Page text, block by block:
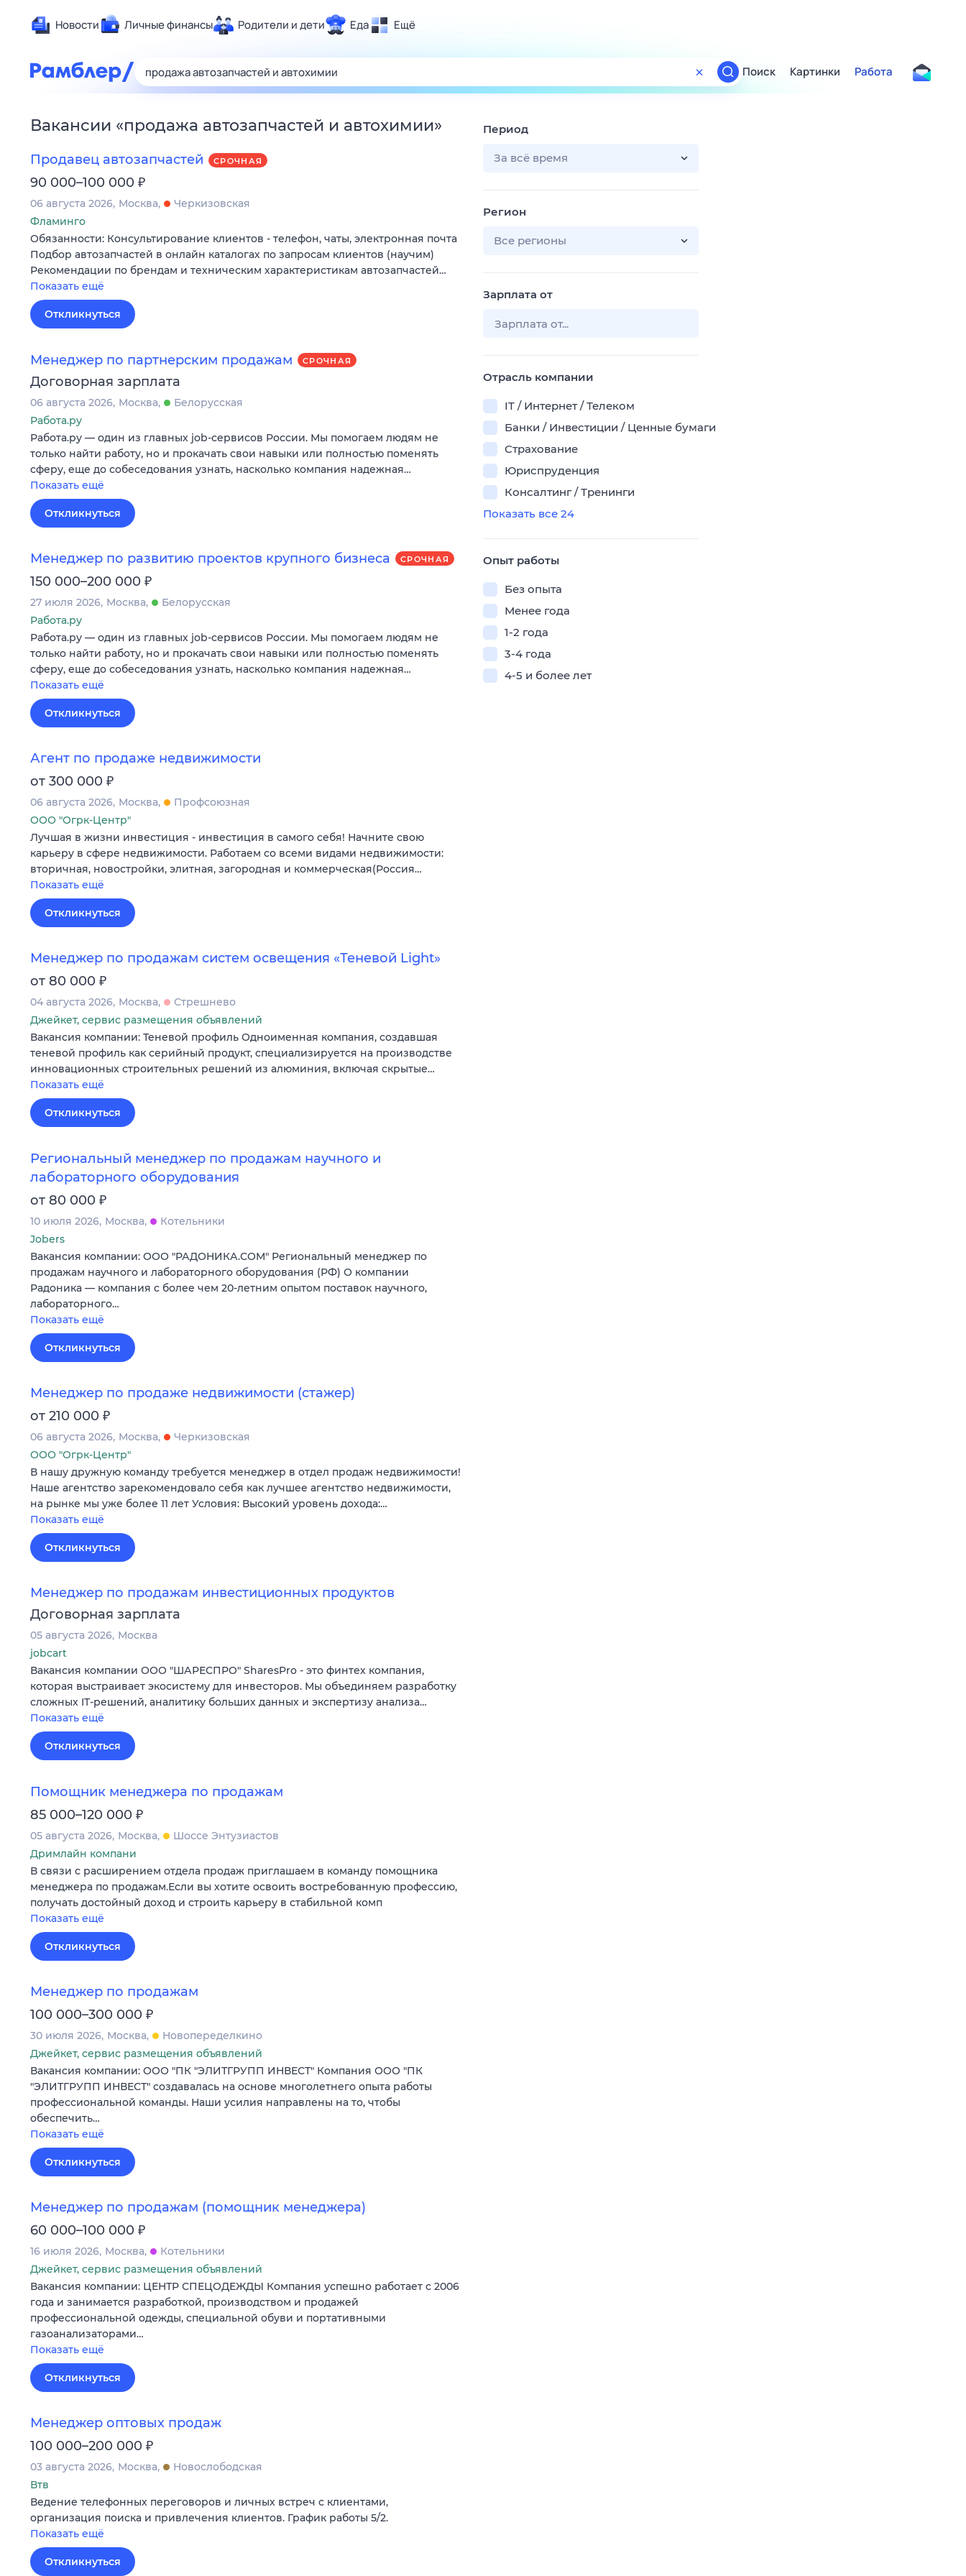
Новости Личные финансы Родители и дети Еда Ещё
Здоровье
Развлечения и отдых
Спорт
Карьера
Сберегаем вместе
Гороскопы
Поиск
ТВ-программа
Поиск Картинки Работа
Вакансии «продажа автозапчастей и автохимии»
Продавец автозапчастей СРОЧНАЯ
90 000–100 000 ₽
06 августа 2026 Москва
Черкизовская
Фламинго
Обязанности: Консультирование клиентов - телефон, чаты, электронная почта
Подбор автозапчастей в онлайн каталогах по запросам клиентов (научим)
Рекомендации по брендам и техническим характеристикам автозапчастей…
Показать ещё
Откликнуться
Менеджер по партнерским продажам СРОЧНАЯ
Договорная зарплата
06 августа 2026 Москва
Белорусская
Работа.ру
Работа.ру — один из главных job-сервисов России. Мы помогаем людям не
только найти работу, но и прокачать свои навыки или полностью поменять
сферу, еще до собеседования узнать, насколько компания надежная…
Показать ещё
Откликнуться
Менеджер по развитию проектов крупного бизнеса СРОЧНАЯ
150 000–200 000 ₽
27 июля 2026 Москва
Белорусская
Работа.ру
Работа.ру — один из главных job-сервисов России. Мы помогаем людям не
только найти работу, но и прокачать свои навыки или полностью поменять
сферу, еще до собеседования узнать, насколько компания надежная…
Показать ещё
Откликнуться
Агент по продаже недвижимости
от 300 000 ₽
06 августа 2026 Москва
Профсоюзная
ООО "Огрк-Центр"
Лучшая в жизни инвестиция - инвестиция в самого себя! Начните свою
карьеру в сфере недвижимости. Работаем со всеми видами недвижимости:
вторичная, новостройки, элитная, загородная и коммерческая(Россия…
Показать ещё
Откликнуться
Менеджер по продажам систем освещения «Теневой Light»
от 80 000 ₽
04 августа 2026 Москва
Стрешнево
Джейкет, сервис размещения объявлений
Вакансия компании: Теневой профиль Одноименная компания, создавшая
теневой профиль как серийный продукт, специализируется на производстве
инновационных строительных решений из алюминия, включая скрытые…
Показать ещё
Откликнуться
Региональный менеджер по продажам научного и
лабораторного оборудования
от 80 000 ₽
10 июля 2026 Москва
Котельники
Jobers
Вакансия компании: ООО "РАДОНИКА.СОМ" Региональный менеджер по
продажам научного и лабораторного оборудования (РФ) О компании
Радоника — компания с более чем 20-летним опытом поставок научного,
лабораторного…
Показать ещё
Откликнуться
Менеджер по продаже недвижимости (стажер)
от 210 000 ₽
06 августа 2026 Москва
Черкизовская
ООО "Огрк-Центр"
В нашу дружную команду требуется менеджер в отдел продаж недвижимости!
Наше агентство зарекомендовало себя как лучшее агентство недвижимости,
на рынке мы уже более 11 лет Условия: Высокий уровень дохода:…
Показать ещё
Откликнуться
Менеджер по продажам инвестиционных продуктов
Договорная зарплата
05 августа 2026 Москва
jobcart
Вакансия компании ООО "ШАРЕСПРО" SharesPro - это финтех компания,
которая выстраивает экосистему для инвесторов. Мы объединяем разработку
сложных IT‑решений, аналитику больших данных и экспертизу анализа…
Показать ещё
Откликнуться
Помощник менеджера по продажам
85 000–120 000 ₽
05 августа 2026 Москва
Шоссе Энтузиастов
Дримлайн компани
В связи с расширением отдела продаж приглашаем в команду помощника
менеджера по продажам.Если вы хотите освоить востребованную профессию,
получать достойный доход и строить карьеру в стабильной комп
Показать ещё
Откликнуться
Менеджер по продажам
100 000–300 000 ₽
30 июля 2026 Москва
Новопеределкино
Джейкет, сервис размещения объявлений
Вакансия компании: ООО "ПК "ЭЛИТГРУПП ИНВЕСТ" Компания ООО "ПК
"ЭЛИТГРУПП ИНВЕСТ" создавалась на основе многолетнего опыта работы
профессиональной команды. Наши усилия направлены на то, чтобы
обеспечить…
Показать ещё
Откликнуться
Менеджер по продажам (помощник менеджера)
60 000–100 000 ₽
16 июля 2026 Москва
Котельники
Джейкет, сервис размещения объявлений
Вакансия компании: ЦЕНТР СПЕЦОДЕЖДЫ Компания успешно работает с 2006
года и занимается разработкой, производством и продажей
профессиональной одежды, специальной обуви и портативными
газоанализаторами…
Показать ещё
Откликнуться
Менеджер оптовых продаж
100 000–200 000 ₽
03 августа 2026 Москва
Новослободская
Втв
Ведение телефонных переговоров и личных встреч с клиентами,
организация поиска и привлечения клиентов. График работы 5/2.
Показать ещё
Откликнуться
Период
За всё время
Регион
Все регионы
Зарплата от
Отрасль компании
IT / Интернет / Телеком
Банки / Инвестиции / Ценные бумаги
Страхование
Юриспруденция
Консалтинг / Тренинги
Показать все 24
Опыт работы
Без опыта
Менее года
1-2 года
3-4 года
4-5 и более лет